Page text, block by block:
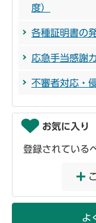
度）
各種証明書の
応急手当感謝
不審者対応・
お気に入り
登録されている
よ